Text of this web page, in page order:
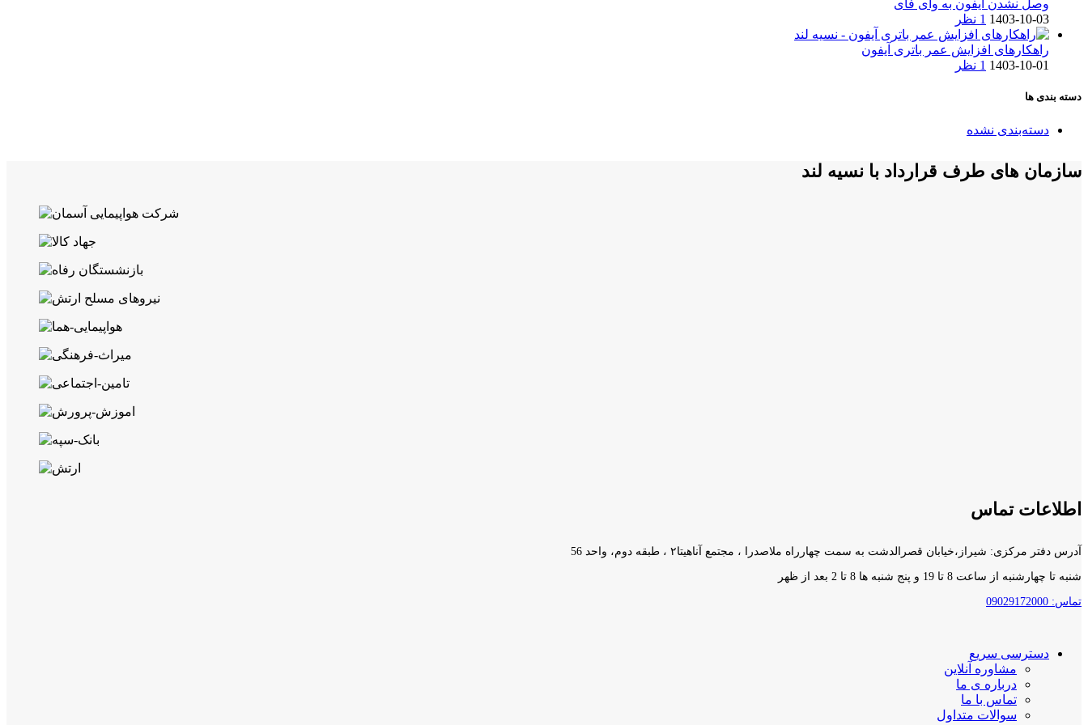
وصل نشدن آیفون به وای فای
1403-10-03 1 نظر
راهکارهای افزایش عمر باتری آیفون
1403-10-01 1 نظر
دسته بندی ها
دسته‌بندی نشده
سازمان های طرف قرارداد با نسیه لند
اطلاعات تماس
آدرس دفتر مرکزی: شیراز،خیابان قصرالدشت به سمت چهارراه ملاصدرا ، مجتمع آناهیتا۲ ، طبقه دوم، واحد 56
شنبه تا چهارشنبه از ساعت 8 تا 19 و پنج شنبه ها 8 تا 2 بعد از ظهر
تماس: 09029172000
دسترسی سریع
مشاوره آنلاین
درباره ی ما
تماس با ما
سوالات متداول